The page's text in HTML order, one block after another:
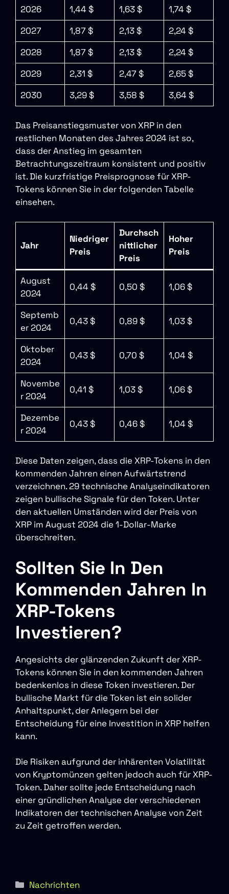
2026 1,44 $ 1,63 $
1,74 $
2027
1,87 $ 2,13 $
2,24 $
2028
1,87 $ 2,13 $
2,24 $
2029
2,31 $ 2,47 $
2,65 $
2030
3,29 $ 3,58 $ 3,64 $
Das Preisanstiegsmuster von XRP in den
restlichen Monaten des Jahres 2024 ist so,
dass der Anstieg im gesamten
Betrachtungszeitraum konsistent und positiv
ist. Die kurzfristige Preisprognose für XRP-
Tokens können Sie in der folgenden Tabelle
einsehen.
Jahr
Niedriger
Preis
Durchsch
nittlicher
Preis
Hoher
Preis
August
2024
0,44 $ 0,50 $ 1,06 $
Septemb
er 2024
0,43 $ 0,89 $ 1,03 $
Oktober
2024
0,43 $ 0,70 $ 1,04 $
Novembe
r 2024
0,41 $ 1,03 $ 1,06 $
Dezembe
r 2024
0,43 $ 0,46 $ 1,04 $
Diese Daten zeigen, dass die XRP-Tokens in den
kommenden Jahren einen Aufwärtstrend
verzeichnen. 29 technische Analyseindikatoren
zeigen bullische Signale für den Token. Unter
den aktuellen Umständen wird der Preis von
XRP im August 2024 die 1-Dollar-Marke
überschreiten.
Sollten Sie In Den
Kommenden Jahren In
XRP-Tokens
Investieren?
Angesichts der glänzenden Zukunft der XRP-
Tokens können Sie in den kommenden Jahren
bedenkenlos in diese Token investieren. Der
bullische Markt für die Token ist ein solider
Anhaltspunkt, der Anlegern bei der
Entscheidung für eine Investition in XRP helfen
kann.
Die Risiken aufgrund der inhärenten Volatilität
von Kryptomünzen gelten jedoch auch für XRP-
Token. Daher sollte jede Entscheidung nach
einer gründlichen Analyse der verschiedenen
Indikatoren der technischen Analyse von Zeit
zu Zeit getroffen werden.
Kategorien
Nachrichten